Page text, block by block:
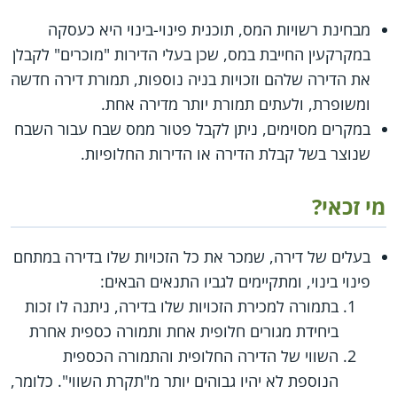
מבחינת רשויות המס, תוכנית פינוי-בינוי היא כעסקה
במקרקעין החייבת במס, שכן בעלי הדירות "מוכרים" לקבלן
את הדירה שלהם וזכויות בניה נוספות, תמורת דירה חדשה
ומשופרת, ולעתים תמורת יותר מדירה אחת.
במקרים מסוימים, ניתן לקבל פטור ממס שבח עבור השבח
שנוצר בשל קבלת הדירה או הדירות החלופיות.
מי זכאי?
בעלים של דירה, שמכר את כל הזכויות שלו בדירה במתחם
פינוי בינוי, ומתקיימים לגביו התנאים הבאים:
בתמורה למכירת הזכויות שלו בדירה, ניתנה לו זכות
ביחידת מגורים חלופית אחת ותמורה כספית אחרת
השווי של הדירה החלופית והתמורה הכספית
הנוספת לא יהיו גבוהים יותר מ"תקרת השווי". כלומר,